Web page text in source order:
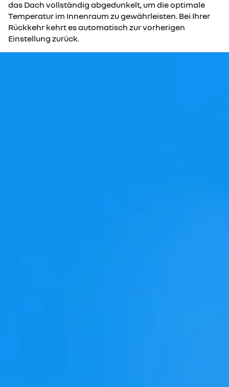
das Dach vollständig abgedunkelt, um die optimale
Temperatur im Innenraum zu gewährleisten. Bei Ihrer
Rückkehr kehrt es automatisch zur vorherigen
Einstellung zurück.